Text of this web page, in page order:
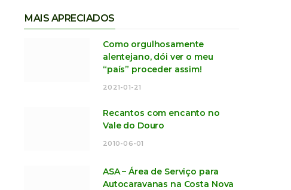
MAIS APRECIADOS
Como orgulhosamente
alentejano, dói ver o meu
“país” proceder assim!
2021-01-21
Recantos com encanto no
Vale do Douro
2010-06-01
ASA – Área de Serviço para
Autocaravanas na Costa Nova